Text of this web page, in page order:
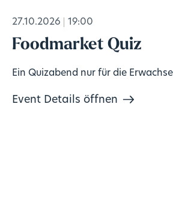
27.10.2026 19:00
Foodmarket Quiz
Ein Quizabend nur für die
Event Details öffnen